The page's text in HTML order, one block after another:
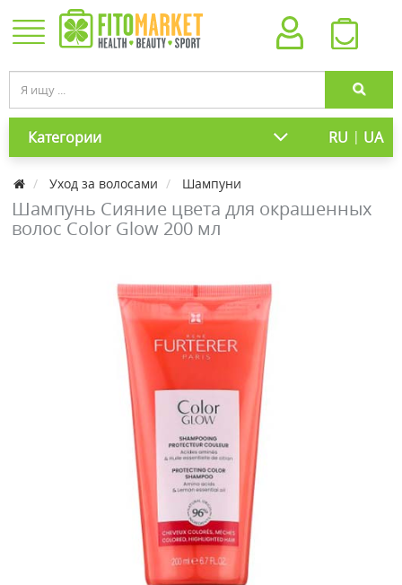
Категории RU | UA
Уход за волосами Шампуни
Шампунь Сияние цвета для окрашенных
волос Color Glow 200 мл